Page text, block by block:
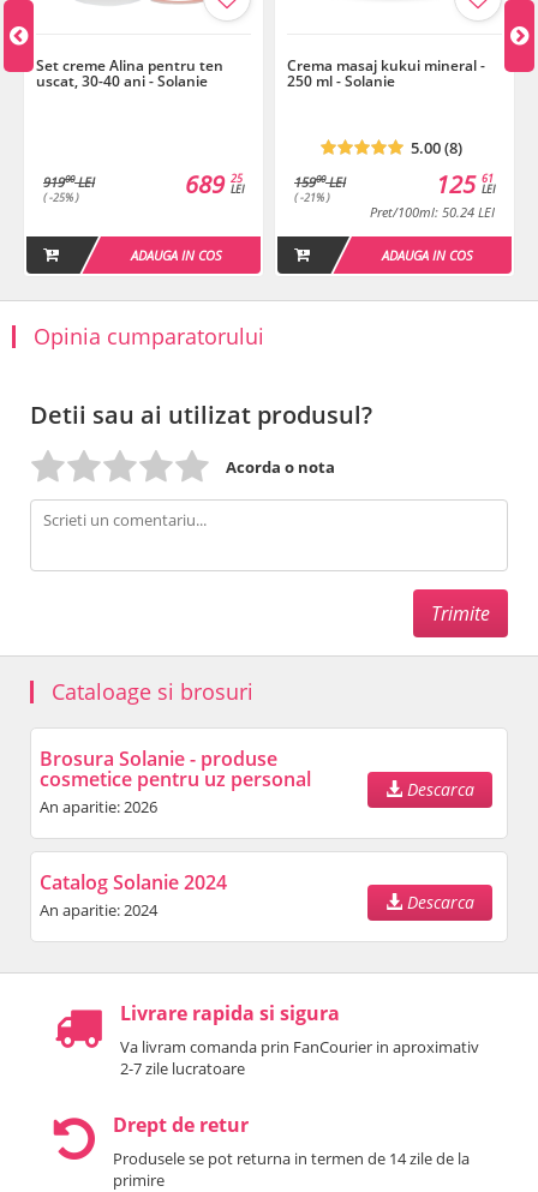
Crema de fata:
Crema de zi hidratanta cu lipozomi 250 ml - Este o crema cu
absorbtie rapida ce asigura o hidratare ridicata. Continutul de
Set creme Alina pentru ten
uscat, 30-40 ani - Solanie
91900LEI
( -25% )
25
LEI
689
ADAUGA IN COS
Crema masaj kukui mineral -
250 ml - Solanie
5.00 (8)
15900LEI
( -21% )
61
LEI
125
Pret/100ml: 50.24 LEI
ADAUGA IN COS
Opinia cumparatorului
Detii sau ai utilizat produsul?
Acorda o nota
Cataloage si brosuri
Brosura Solanie - produse
cosmetice pentru uz personal
An aparitie: 2026
Descarca
Catalog Solanie 2024
An aparitie: 2024 Descarca
Livrare rapida si sigura
Va livram comanda prin FanCourier in aproximativ
2-7 zile lucratoare
Drept de retur
Produsele se pot returna in termen de 14 zile de la
primire